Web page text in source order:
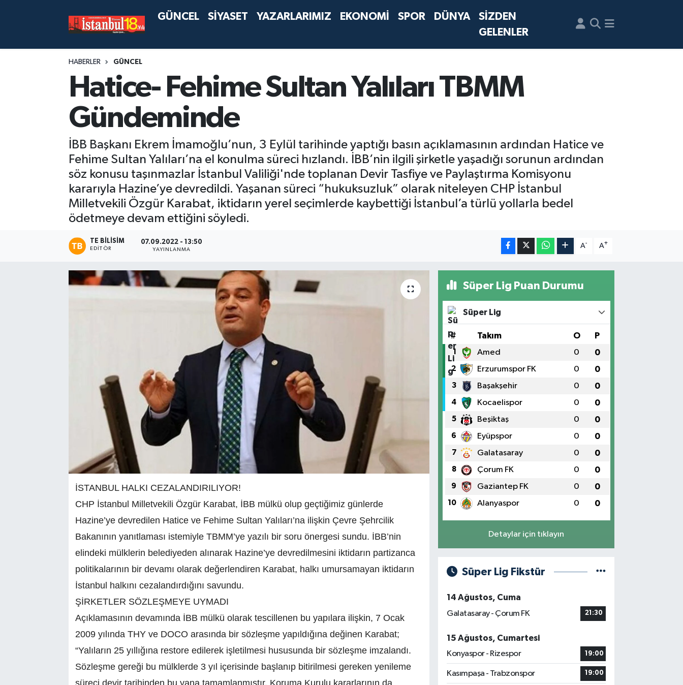
GÜNCEL SİYASET YAZARLARIMIZ EKONOMİ SPOR DÜNYA
SİZDEN
GELENLER
HABERLER GÜNCEL
Hatice- Fehime Sultan Yalıları TBMM
Gündeminde
İBB Başkanı Ekrem İmamoğlu’nun, 3 Eylül tarihinde yaptığı basın açıklamasının ardından Hatice ve
Fehime Sultan Yalıları’na el konulma süreci hızlandı. İBB’nin ilgili şirketle yaşadığı sorunun ardından
söz konusu taşınmazlar İstanbul Valiliği'nde toplanan Devir Tasfiye ve Paylaştırma Komisyonu
kararıyla Hazine’ye devredildi. Yaşanan süreci “hukuksuzluk” olarak niteleyen CHP İstanbul
Milletvekili Özgür Karabat, iktidarın yerel seçimlerde kaybettiği İstanbul’a türlü yollarla bedel
ödetmeye devam ettiğini söyledi.
TE BILISIM
EDITÖR
07.09.2022 - 13:50
YAYINLANMA
A- A+
İSTANBUL HALKI CEZALANDIRILIYOR!
CHP İstanbul Milletvekili Özgür Karabat, İBB mülkü olup geçtiğimiz günlerde
Hazine’ye devredilen Hatice ve Fehime Sultan Yalıları’na ilişkin Çevre Şehrcilik
Bakanının yanıtlaması istemiyle TBMM’ye yazılı bir soru önergesi sundu. İBB’nin
elindeki mülklerin belediyeden alınarak Hazine’ye devredilmesini iktidarın partizanca
politikalarının bir devamı olarak değerlendiren Karabat, halkı umursamayan iktidarın
İstanbul halkını cezalandırdığını savundu.
ŞİRKETLER SÖZLEŞMEYE UYMADI
Açıklamasının devamında İBB mülkü olarak tescillenen bu yapılara ilişkin, 7 Ocak
2009 yılında THY ve DOCO arasında bir sözleşme yapıldığına değinen Karabat;
“Yalıların 25 yıllığına restore edilerek işletilmesi hususunda bir sözleşme imzalandı.
Sözleşme gereği bu mülklerde 3 yıl içerisinde başlanıp bitirilmesi gereken yenileme
Süper Lig Puan Durumu
Süper Lig
# Takım O P
1 Amed 0 0
2 Erzurumspor FK 0 0
3 Başakşehir 0 0
4 Kocaelispor 0 0
5 Beşiktaş 0 0
6 Eyüpspor 0 0
7 Galatasaray 0 0
8 Çorum FK 0 0
9 Gaziantep FK 0 0
10 Alanyaspor 0 0
Detaylar için tıklayın
Süper Lig Fikstür
14 Ağustos, Cuma
Galatasaray - Çorum FK
21:30
15 Ağustos, Cumartesi
Konyaspor - Rizespor
19:00
Kasımpaşa - Trabzonspor 19:00